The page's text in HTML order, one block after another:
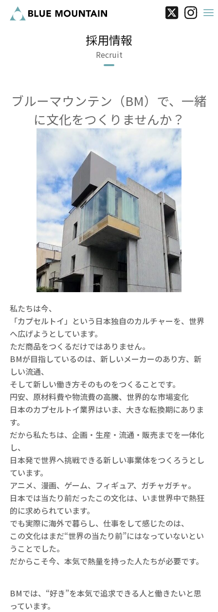
採用情報
Recruit
ブルーマウンテン（BM）で、一緒
に文化をつくりませんか？
私たちは今、
「カプセルトイ」という日本独自のカルチャーを、世界
へ広げようとしています。
ただ商品をつくるだけではありません。
BMが目指しているのは、新しいメーカーのあり方、新
しい流通、
そして新しい働き方そのものをつくることです。
円安、原材料費や物流費の高騰、世界的な市場変化
日本のカプセルトイ業界はいま、大きな転換期にありま
す。
だから私たちは、企画・生産・流通・販売までを一体化
し、
日本発で世界へ挑戦できる新しい事業体をつくろうとし
ています。
アニメ、漫画、ゲーム、フィギュア、ガチャガチャ。
日本では当たり前だったこの文化は、いま世界中で熱狂
的に求められています。
でも実際に海外で暮らし、仕事をして感じたのは、
この文化はまだ“世界の当たり前”にはなっていないとい
うことでした。
だからこそ今、本気で熱量を持った人たちが必要です。
BMでは、“好き”を本気で追求できる人と働きたいと思
っています。